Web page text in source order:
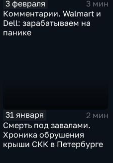
3 февраля
3 мин
Комментарии. Walmart и
Dell: зарабатываем на
панике
31 января
2 мин
Смерть под завалами.
Хроника обрушения
крыши СКК в Петербурге